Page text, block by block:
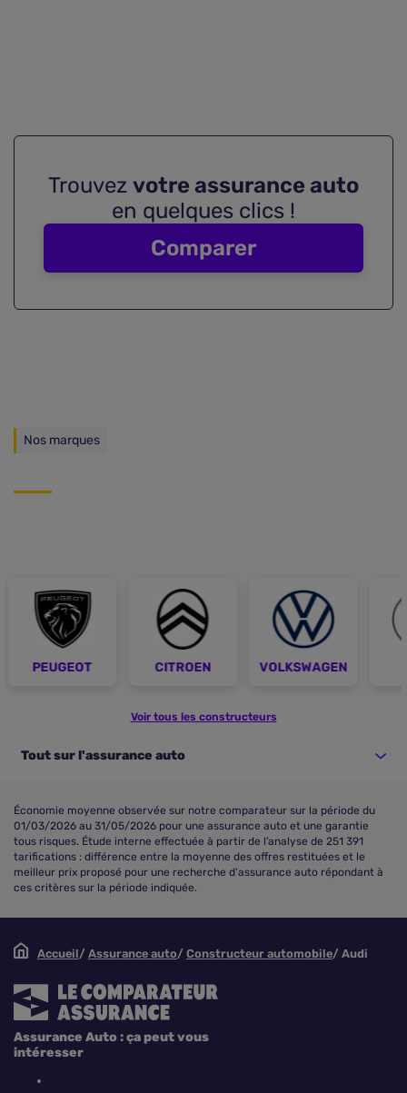
Trouvez votre assurance auto
en quelques clics !
Comparer
Nos marques
PEUGEOT CITROEN VOLKSWAGEN
Voir tous les constructeurs
Tout sur l'assurance auto
Économie moyenne observée sur notre comparateur sur la période du
01/03/2026 au 31/05/2026 pour une assurance auto et une garantie
tous risques. Étude interne effectuée à partir de l’analyse de 251 391
tarifications : différence entre la moyenne des offres restituées et le
meilleur prix proposé pour une recherche d'assurance auto répondant à
ces critères sur la période indiquée.
Accueil Assurance auto Constructeur automobile Audi
Assurance Auto : ça peut vous
intéresser